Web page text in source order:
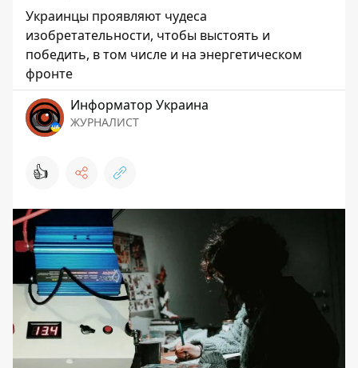
Украинцы проявляют чудеса
изобретательности, чтобы выстоять и
победить, в том числе и на энергетическом
фронте
Информатор Украина
ЖУРНАЛИСТ
👍